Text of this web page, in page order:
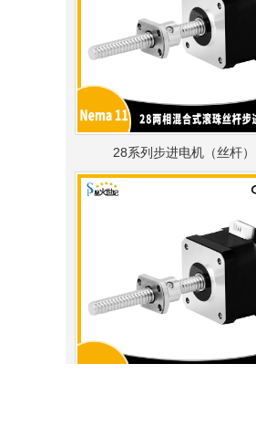
28系列步进电机（丝杆）